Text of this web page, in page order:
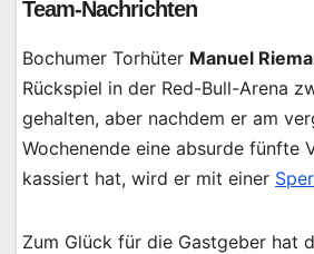
Team-Nachrichten
Bochumer Torhüter Manuel
Rückspiel in der Red-Bull-Arena
gehalten, aber nachdem er am
Wochenende eine absurde fünfte
kassiert hat, wird er mit einer
Zum Glück für die Gastgeber hat